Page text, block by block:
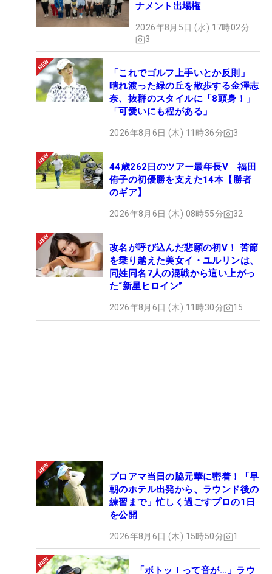
ナメント出場権
2026年8月5日 (水) 17時02分
3
「これでゴルフ上手いとか反則」
晴れ渡った緑の丘を散歩する金澤志
奈、抜群のスタイルに「8頭身！」
「可愛いにも程がある」
2026年8月6日 (木) 11時36分 3
44歳262日のツアー最年長V 福田
侑子の初優勝を支えた14本【勝者
のギア】
2026年8月6日 (木) 08時55分 32
改名が呼び込んだ悲願の初V！ 苦節
を乗り越えた美女イ・ユルリンは、
同姓同名7人の混戦から這い上がっ
た“新星ヒロイン”
2026年8月6日 (木) 11時30分 15
プロアマ当日の脇元華に密着！「早
朝のホテル出発から、ラウンド後の
練習まで」忙しく過ごすプロの1日
を公開
2026年8月6日 (木) 15時50分 1
「ボトッ！って音が…」ラウ